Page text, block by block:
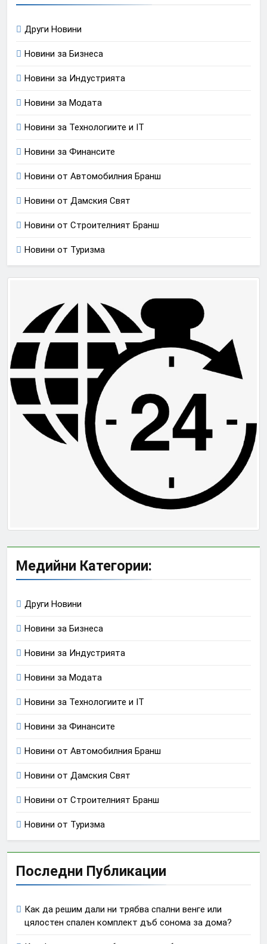
Други Новини
Новини за Бизнеса
Новини за Индустрията
Новини за Модата
Новини за Технологиите и IT
Новини за Финансите
Новини от Автомобилния Бранш
Новини от Дамския Свят
Новини от Строителният Бранш
Новини от Туризма
Медийни Категории:
Други Новини
Новини за Бизнеса
Новини за Индустрията
Новини за Модата
Новини за Технологиите и IT
Новини за Финансите
Новини от Автомобилния Бранш
Новини от Дамския Свят
Новини от Строителният Бранш
Новини от Туризма
Последни Публикации
Как да решим дали ни трябва спални венге или
цялостен спален комплект дъб сонома за дома?